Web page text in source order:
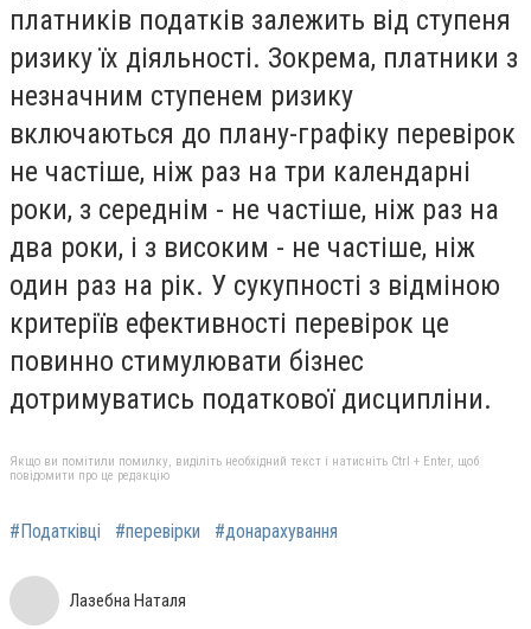
платників податків залежить від ступеня
ризику їх діяльності. Зокрема, платники з
незначним ступенем ризику
включаються до плану-графіку перевірок
не частіше, ніж раз на три календарні
роки, з середнім - не частіше, ніж раз на
два роки, і з високим - не частіше, ніж
один раз на рік. У сукупності з відміною
критеріїв ефективності перевірок це
повинно стимулювати бізнес
дотримуватись податкової дисципліни.
Якщо ви помітили помилку, виділіть необхідний текст і натисніть Ctrl + Enter, щоб
повідомити про це редакцію
#Податківці #перевірки #донарахування
Лазебна Наталя